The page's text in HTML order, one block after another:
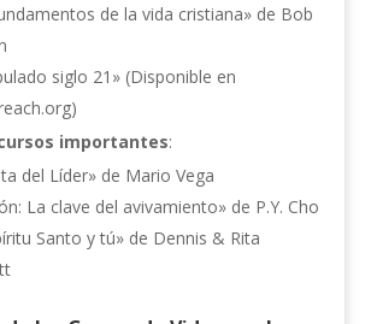
de la vida cristiana» de Bob
siglo 21» (Disponible en
importantes:
del Líder» de Mario Vega
La clave del avivamiento» de P.Y. Cho
Santo y tú» de Dennis & Rita